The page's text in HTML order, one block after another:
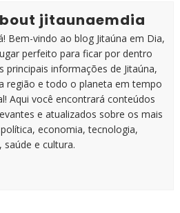
jitaunaemdia
Bem-vindo ao blog Jitaúna em Dia,
perfeito para ficar por dentro
principais informações de Jitaúna,
região e todo o planeta em tempo
Aqui você encontrará conteúdos
e atualizados sobre os mais
economia, tecnologia,
e cultura.